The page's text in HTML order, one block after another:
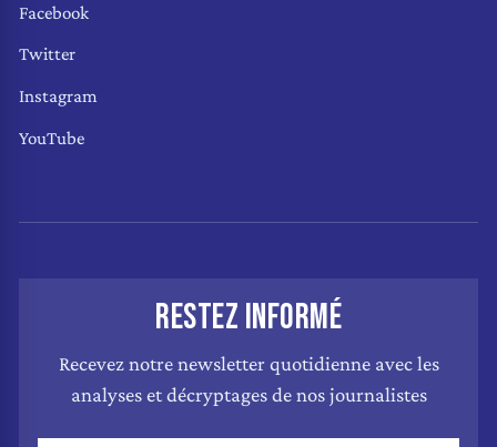
Facebook
Twitter
Instagram
YouTube
RESTEZ INFORMÉ
Recevez notre newsletter quotidienne avec les
analyses et décryptages de nos journalistes